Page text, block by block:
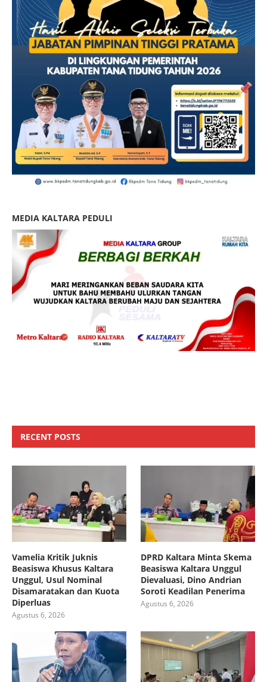
MEDIA KALTARA PEDULI
RECENT POSTS
Vamelia Kritik Juknis
Beasiswa Khusus Kaltara
Unggul, Usul Nominal
Disamaratakan dan Kuota
Diperluas
Agustus 6, 2026
DPRD Kaltara Minta Skema
Beasiswa Kaltara Unggul
Dievaluasi, Dino Andrian
Soroti Keadilan Penerima
Agustus 6, 2026